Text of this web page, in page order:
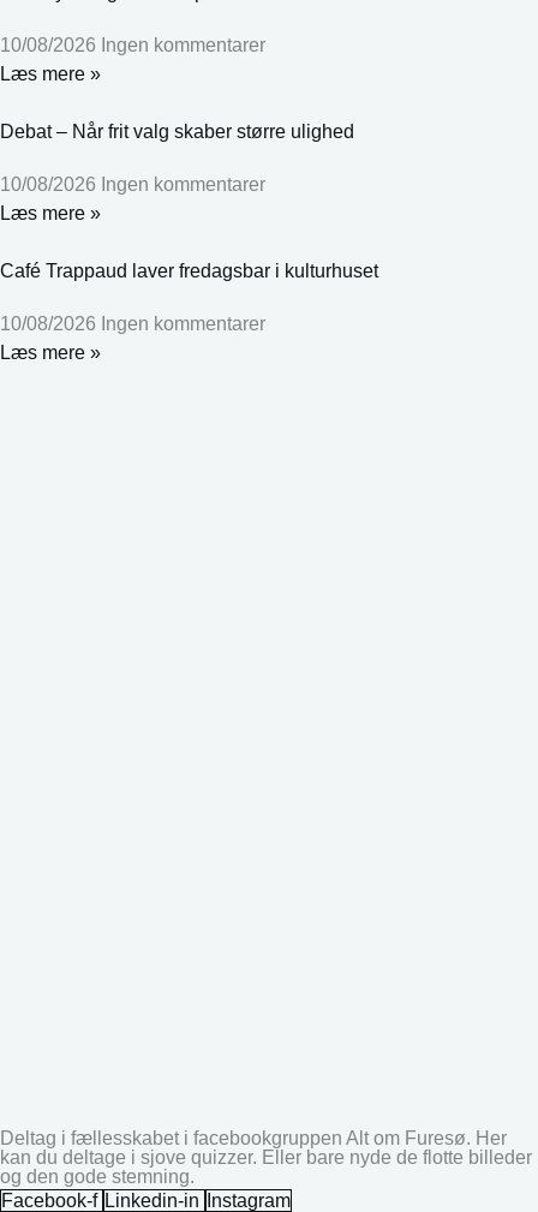
10/08/2026 Ingen kommentarer
Læs mere »
Debat – Når frit valg skaber større ulighed
10/08/2026 Ingen kommentarer
Læs mere »
Café Trappaud laver fredagsbar i kulturhuset
10/08/2026 Ingen kommentarer
Læs mere »
Deltag i fællesskabet i facebookgruppen Alt om Furesø. Her
kan du deltage i sjove quizzer. Eller bare nyde de flotte billeder
og den gode stemning.
Facebook-f Linkedin-in
Instagram